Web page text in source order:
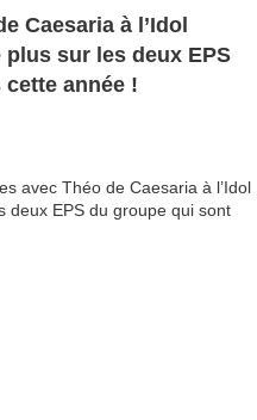
Caesaria à l’Idol
plus sur les deux EPS
année !